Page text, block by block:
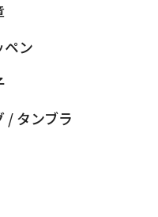
ペン
/ タンブラ